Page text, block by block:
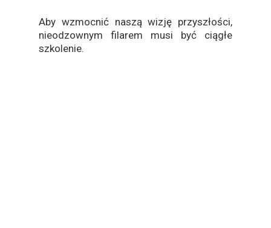
Aby wzmocnić naszą wizję przyszłości,
nieodzownym filarem musi być ciągłe
szkolenie.